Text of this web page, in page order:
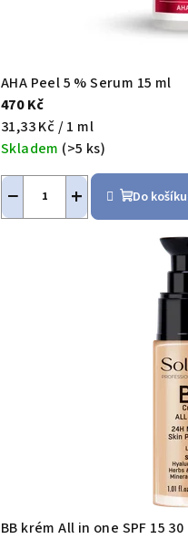
AHA Peel 5 % Serum 15 ml
470 Kč
Měrná
cena:
31,33 Kč / 1 ml
Skladem (>5 ks)
+
− Do košíku
BB krém All in one SPF 15